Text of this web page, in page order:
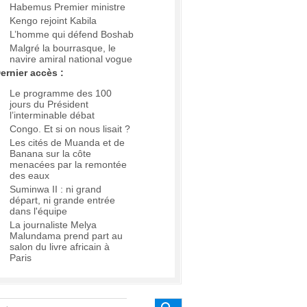
Habemus Premier ministre
Kengo rejoint Kabila
L’homme qui défend Boshab
Malgré la bourrasque, le
navire amiral national vogue
accès :
Le programme des 100
jours du Président
l’interminable débat
Congo. Et si on nous lisait ?
Les cités de Muanda et de
Banana sur la côte
menacées par la remontée
des eaux
Suminwa II : ni grand
départ, ni grande entrée
dans l'équipe
La journaliste Melya
Malundama prend part au
salon du livre africain à
Paris